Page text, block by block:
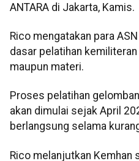
ANTARA di Jakarta, Kamis.
Rico mengatakan para
dasar pelatihan
maupun materi.
Proses pelatihan
akan dimulai sejak April
berlangsung selama
Rico melanjutkan Kemhan